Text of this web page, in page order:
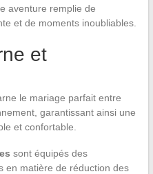
aventure remplie de
et de moments inoubliables.
et
le mariage parfait entre
garantissant ainsi une
et confortable.
sont équipés des
en matière de réduction des